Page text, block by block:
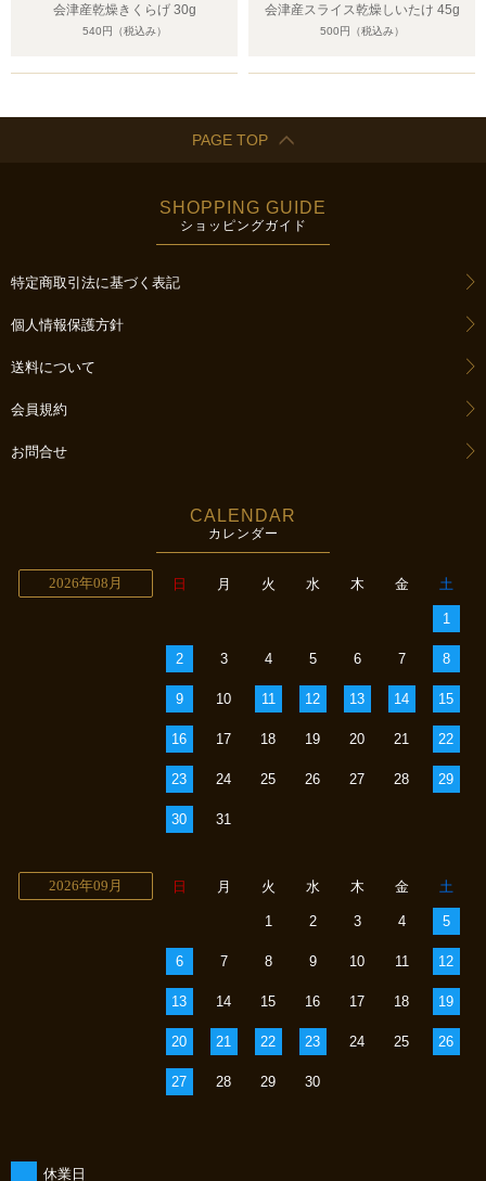
会津産乾燥きくらげ 30g
540円 （税込み）
会津産スライス乾燥しいたけ 45g
500円 （税込み）
PAGE TOP
SHOPPING GUIDE
ショッピングガイド
特定商取引法に基づく表記
個人情報保護方針
送料について
会員規約
お問合せ
CALENDAR
カレンダー
2026年08月 日 月 火 水 木 金 土
1
2 3 4 5 6 7 8
9 10 11 12 13 14 15
16 17 18 19 20 21 22
23 24 25 26 27 28 29
30 31
2026年09月 日 月 火 水 木 金 土
1 2 3 4 5
6 7 8 9 10 11 12
13 14 15 16 17 18 19
20 21 22 23 24 25 26
27 28 29 30
休業日